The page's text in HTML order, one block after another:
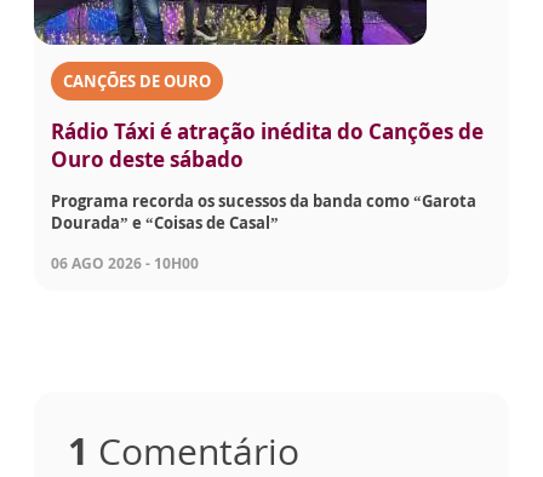
CANÇÕES DE OURO
Rádio Táxi é atração inédita do Canções de
Ouro deste sábado
Programa recorda os sucessos da banda como “Garota
Dourada” e “Coisas de Casal”
06 AGO 2026 - 10H00
1 Comentário